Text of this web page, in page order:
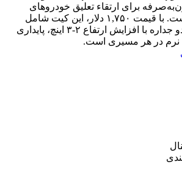
برای ارتقاء تعلیق خودروهای
KMC مدل T9 و T8 است. با قیمت ۱,۷۵۰ دلار، این کیت شامل
کمک‌فنرهای فوم‌سل دو جداره با افزایش ارتفاع ۲‑۳ اینچ، پایداری
نرم در هر مسیری است.